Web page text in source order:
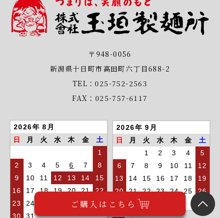
ご購入はこちら
〒948-0056
新潟県十日町市高田町六丁目688-2
TEL：025-752-2563
FAX：025-757-6117
2026年 8月
日
月 火 水 木 金
土
1
2
3 4 5 6 7
8
9
10 11 12 13 14
15
16
17 18 19 20 21
22
23
24 27 28
29
30
31
2026年 9月
日
月 火 水 木 金
土
1
2 3 4
5
6
7 8 9 10 11
12
13
14 15 16 17 18
19
20 21 22 23 24 25
26
27 28 29